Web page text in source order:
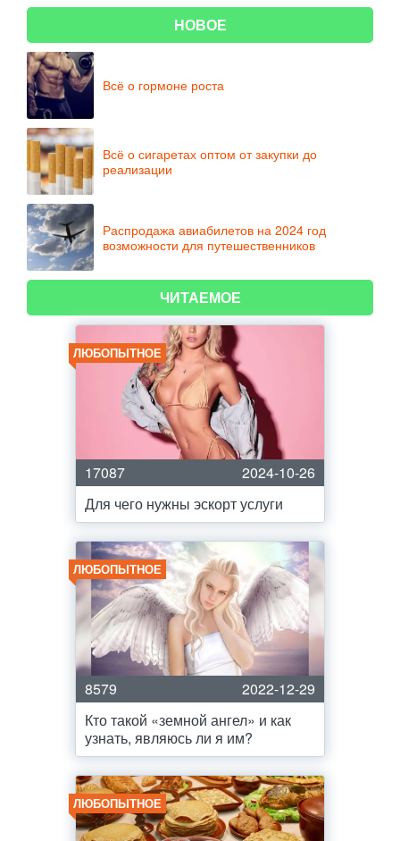
НОВОЕ
Всё о гормоне роста
Всё о сигаретах оптом от закупки до
реализации
Распродажа авиабилетов на 2024 год
возможности для путешественников
ЧИТАЕМОЕ
ЛЮБОПЫТНОЕ
17087
2024-10-26
Для чего нужны эскорт услуги
ЛЮБОПЫТНОЕ
8579
2022-12-29
Кто такой «земной ангел» и как
узнать, являюсь ли я им?
ЛЮБОПЫТНОЕ